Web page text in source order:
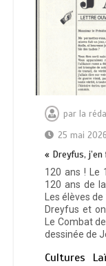
par la
25 mai 2026
« Dreyfus,
120 ans ! Le
120 ans de
Les élèves
Dreyfus et
Le Combat
dessinée de
Cultures